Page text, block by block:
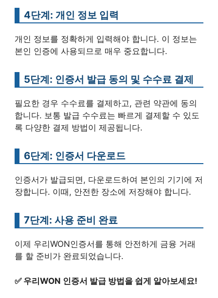
4단계: 개인 정보 입력
개인 정보를 정확하게 입력해야 합니다. 이 정보는
본인 인증에 사용되므로 매우 중요합니다.
5단계: 인증서 발급 동의 및 수수료 결제
필요한 경우 수수료를 결제하고, 관련 약관에 동의
합니다. 보통 발급 수수료는 빠르게 결제할 수 있도
록 다양한 결제 방법이 제공됩니다.
6단계: 인증서 다운로드
인증서가 발급되면, 다운로드하여 본인의 기기에 저
장합니다. 이때, 안전한 장소에 저장해야 합니다.
7단계: 사용 준비 완료
이제 우리WON인증서를 통해 안전하게 금융 거래
를 할 준비가 완료되었습니다.
✅ 우리WON 인증서 발급 방법을 쉽게 알아보세요!